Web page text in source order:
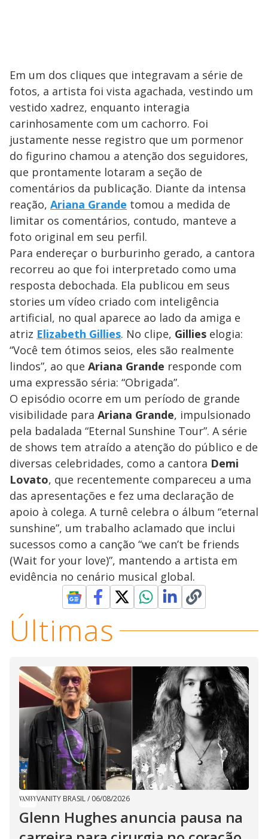
Em um dos cliques que integravam a série de
fotos, a artista foi vista agachada, vestindo um
vestido xadrez, enquanto interagia
carinhosamente com um cachorro. Foi
justamente nesse registro que um pormenor
do figurino chamou a atenção dos seguidores,
que prontamente lotaram a seção de
comentários da publicação. Diante da intensa
reação, Ariana Grande tomou a medida de
limitar os comentários, contudo, manteve a
foto original em seu perfil.
Para endereçar o burburinho gerado, a cantora
recorreu ao que foi interpretado como uma
resposta debochada. Ela publicou em seus
stories um vídeo criado com inteligência
artificial, no qual aparece ao lado da amiga e
atriz Elizabeth Gillies. No clipe, Gillies elogia:
“Você tem ótimos seios, eles são realmente
lindos”, ao que Ariana Grande responde com
uma expressão séria: “Obrigada”.
O episódio ocorre em um período de grande
visibilidade para Ariana Grande, impulsionado
pela badalada “Eternal Sunshine Tour”. A série
de shows tem atraído a atenção do público e de
diversas celebridades, como a cantora Demi
Lovato, que recentemente compareceu a uma
das apresentações e fez uma declaração de
apoio à colega. A turnê celebra o álbum “eternal
sunshine”, um trabalho aclamado que inclui
sucessos como a canção “we can’t be friends
(Wait for your love)”, mantendo a artista em
evidência no cenário musical global.
Últimas
VANITY BRASIL/ 06/08/2026
Glenn Hughes anuncia pausa na